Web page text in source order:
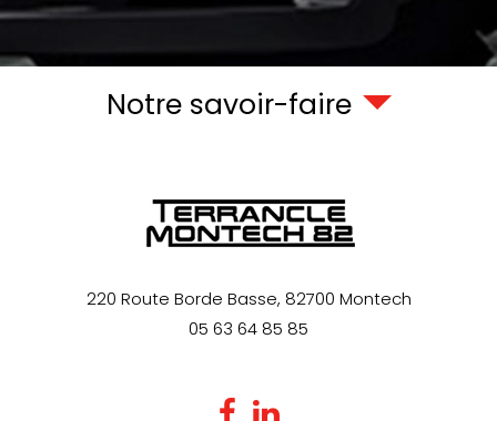
Notre savoir-faire
220 Route Borde Basse, 82700 Montech
05 63 64 85 85